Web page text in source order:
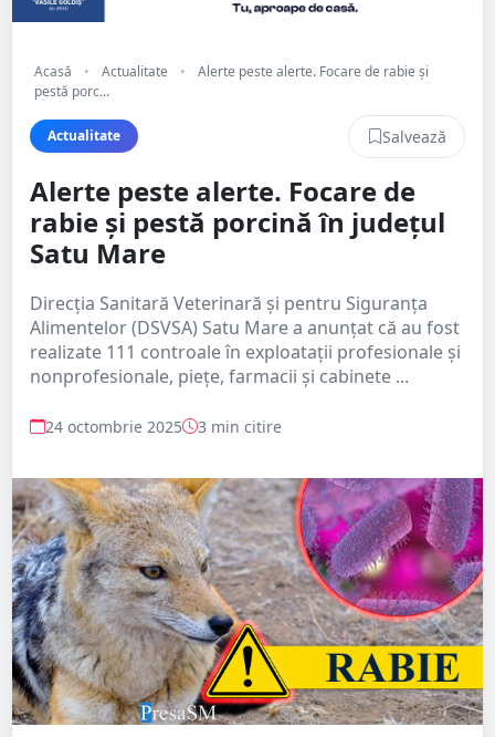
Acasă • Actualitate •
Alerte peste alerte. Focare de rabie și
pestă porc...
Actualitate Salvează
Alerte peste alerte. Focare de
rabie și pestă porcină în județul
Satu Mare
Direcția Sanitară Veterinară și pentru Siguranța
Alimentelor (DSVSA) Satu Mare a anunțat că au fost
realizate 111 controale în exploatații profesionale și
nonprofesionale, piețe, farmacii și cabinete ...
24 octombrie 2025 3 min citire